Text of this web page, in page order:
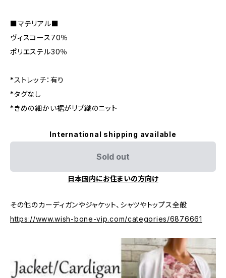
■マテリアル■
ヴィスコース70％
ポリエステル30％
*ストレッチ：有り
*タグなし
*きめの細かい裾がリブ織のニット
International shipping available
Sold out
日本国内にお住まいの方向け
その他のカーディガンやジャケット、シャツやトップス全般
https://www.wish-bone-vip.com/categories/6876661